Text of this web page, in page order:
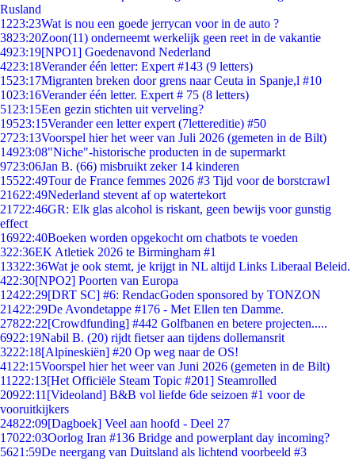
Rusland
1223:23Wat is nou een goede jerrycan voor in de auto ?
3823:20Zoon(11) onderneemt werkelijk geen reet in de vakantie
4923:19[NPO1] Goedenavond Nederland
4223:18Verander één letter: Expert #143 (9 letters)
1523:17Migranten breken door grens naar Ceuta in Spanje,l #10
1023:16Verander één letter. Expert # 75 (8 letters)
51 23:15Een gezin stichten uit verveling?
19523:15Verander een letter expert (7lettereditie) #50
2723:13Voorspel hier het weer van Juli 2026 (gemeten in de Bilt)
14923:08"Niche"-historische producten in de supermarkt
9723:06Jan B. (66) misbruikt zeker 14 kinderen
15522:49Tour de France femmes 2026 #3 Tijd voor de borstcrawl
21622:49Nederland stevent af op watertekort
21722:46GR: Elk glas alcohol is riskant, geen bewijs voor gunstig
effect
16922:40Boeken worden opgekocht om chatbots te voeden
322:36EK Atletiek 2026 te Birmingham #1
13322:36Wat je ook stemt, je krijgt in NL altijd Links Liberaal Beleid.
422:30[NPO2] Poorten van Europa
12422:29[DRT SC] #6: RendacGoden sponsored by TONZON
21422:29De Avondetappe #176 - Met Ellen ten Damme.
27822:22[Crowdfunding] #442 Golfbanen en betere projecten.....
6922:19Nabil B. (20) rijdt fietser aan tijdens dollemansrit
3222:18[Alpineskiën] #20 Op weg naar de OS!
41 22:15Voorspel hier het weer van Juni 2026 (gemeten in de Bilt)
11222:13[Het Officiële Steam Topic #201] Steamrolled
20922:11 [Videoland] B&B vol liefde 6de seizoen #1 voor de
vooruitkijkers
24822:09[Dagboek] Veel aan hoofd - Deel 27
17022:03Oorlog Iran #136 Bridge and powerplant day incoming?
5621:59De neergang van Duitsland als lichtend voorbeeld #3